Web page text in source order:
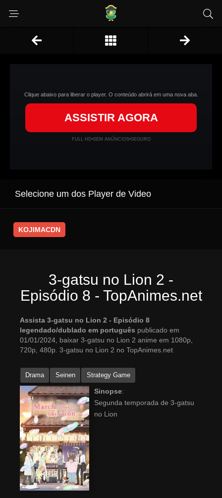
Clique abaixo para liberar o player. O conteúdo abrirá em uma nova aba.
ASSISTIR AGORA
FULL HD•SEM ANÚNCIOS•SEGURO
Selecione um dos Player de Video
KOJIMACDN
3-gatsu no Lion 2 -
Episódio 8 - TopAnimes.net
Assista 3-gatsu no Lion 2 - Episódio 8
legendado/dublado em português publicado em
01/01/2024, baixar 3-gatsu no Lion 2 anime em 1080p,
720p, 480p. 3-gatsu no Lion 2 no TopAnimes.net
Drama Seinen Strategy Game
Sinopse:
Segunda temporada de 3-gatsu
no Lion